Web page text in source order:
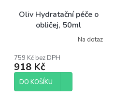
Oliv Hydratační péče o
obličej, 50ml
Na dotaz
759 Kč bez DPH
918 Kč
DO KOŠÍKU